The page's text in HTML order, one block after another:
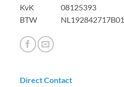
KvK 08125393
BTW NL192842717B01
Direct Contact